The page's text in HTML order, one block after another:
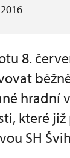
8.
hradní
které
SH